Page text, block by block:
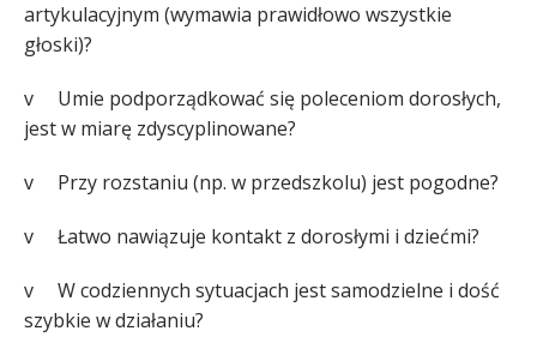
artykulacyjnym (wymawia prawidłowo wszystkie
głoski)?
v Umie podporządkować się poleceniom dorosłych,
jest w miarę zdyscyplinowane?
v Przy rozstaniu (np. w przedszkolu) jest pogodne?
v Łatwo nawiązuje kontakt z dorosłymi i dziećmi?
v W codziennych sytuacjach jest samodzielne i dość
szybkie w działaniu?